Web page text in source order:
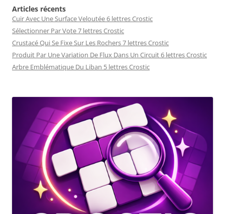
Articles récents
Cuir Avec Une Surface Veloutée 6 lettres Crostic
Sélectionner Par Vote 7 lettres Crostic
Crustacé Qui Se Fixe Sur Les Rochers 7 lettres Crostic
Produit Par Une Variation De Flux Dans Un Circuit 6 lettres Crostic
Arbre Emblématique Du Liban 5 lettres Crostic